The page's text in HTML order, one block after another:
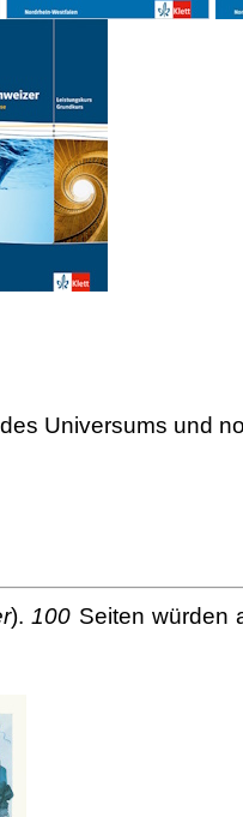
Universums und
).100 Seiten würden